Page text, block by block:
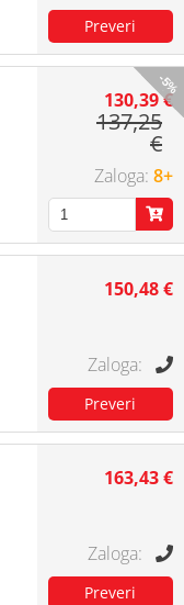
-5%
130,39 €
137,25
€
8+
150,48 €
163,43 €